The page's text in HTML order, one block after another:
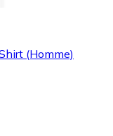
(Homme)